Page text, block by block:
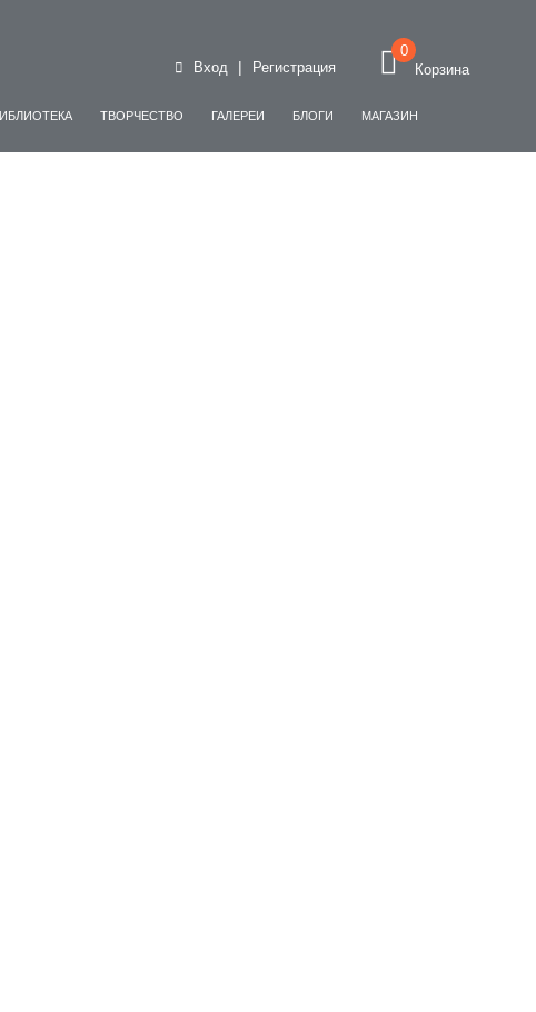
ТВОРЧЕСТВО ГАЛЕРЕИ БЛОГИ МАГАЗИН
Вход | Регистрация
0
Корзина